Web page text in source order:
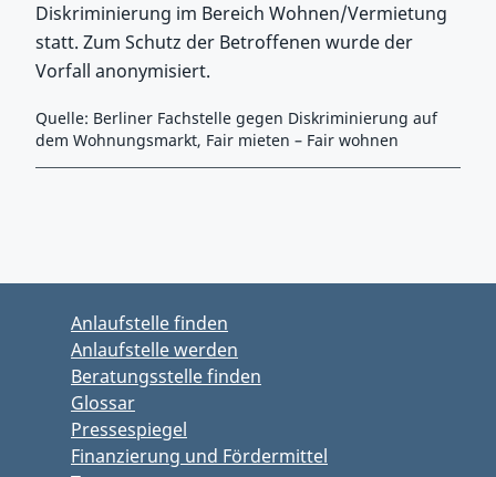
Diskriminierung im Bereich Wohnen/Vermietung
statt. Zum Schutz der Betroffenen wurde der
Vorfall anonymisiert.
Quelle: Berliner Fachstelle gegen Diskriminierung auf
dem Wohnungsmarkt, Fair mieten – Fair wohnen
Anlaufstelle finden
Anlaufstelle werden
Beratungsstelle finden
Glossar
Pressespiegel
Finanzierung und Fördermittel